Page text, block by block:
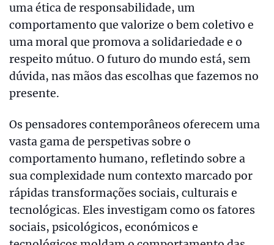
uma ética de responsabilidade, um
comportamento que valorize o bem coletivo e
uma moral que promova a solidariedade e o
respeito mútuo. O futuro do mundo está, sem
dúvida, nas mãos das escolhas que fazemos no
presente.
Os pensadores contemporâneos oferecem uma
vasta gama de perspetivas sobre o
comportamento humano, refletindo sobre a
sua complexidade num contexto marcado por
rápidas transformações sociais, culturais e
tecnológicas. Eles investigam como os fatores
sociais, psicológicos, económicos e